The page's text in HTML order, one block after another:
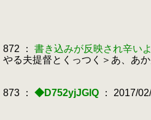
「そして箒、なん
872 ： 書き込みが反映され辛い
やる夫提督とくっつく＞あ、あ
873 ： ◆D752yjJGlQ ： 2017/